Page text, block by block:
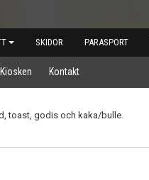
SKIDOR PARASPORT
Kiosken Kontakt
toast, godis och kaka/bulle.